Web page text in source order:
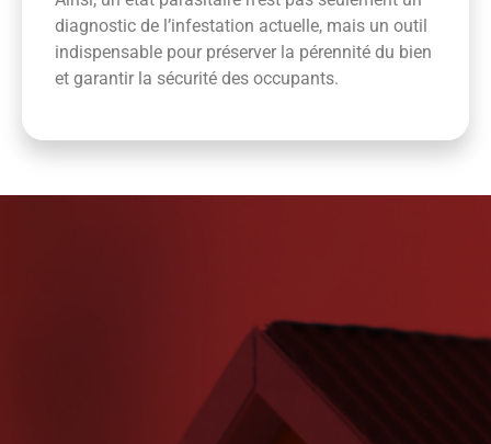
diagnostic de l’infestation actuelle, mais un outil
indispensable pour préserver la pérennité du bien
et garantir la sécurité des occupants.